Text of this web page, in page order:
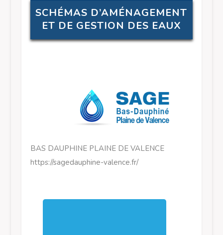
SCHÉMAS D’AMÉNAGEMENT
ET DE GESTION DES EAUX
BAS DAUPHINE PLAINE DE VALENCE
https://sagedauphine-valence.fr/